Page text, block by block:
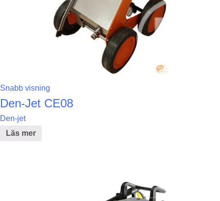
Snabb visning
Den-Jet CE08
Den-jet
Läs mer